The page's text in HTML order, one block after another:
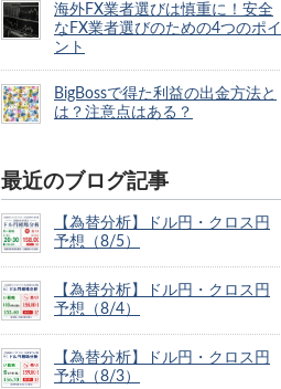
海外FX業者選びは慎重に！安全
なFX業者選びのための4つのポイ
ント
BigBossで得た利益の出金方法と
は？注意点はある？
最近のブログ記事
【為替分析】ドル円・クロス円
予想（8/5）
【為替分析】ドル円・クロス円
予想（8/4）
【為替分析】ドル円・クロス円
予想（8/3）